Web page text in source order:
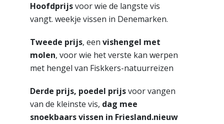
Hoofdprijsvoor wie de langste vis
vangt. weekje vissen in Denemarken.
Tweede prijs, een vishengel met
molen, voor wie het verste kan werpen
met hengel van Fiskkers-natuurreizen
Derde prijs, poedel prijsvoor vangen
van de kleinste vis, dag mee
snoekbaars vissen in Friesland.nieuw